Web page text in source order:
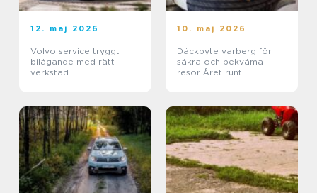
12. maj 2026
Volvo service tryggt
bilägande med rätt
verkstad
10. maj 2026
Däckbyte varberg för
säkra och bekväma
resor Året runt